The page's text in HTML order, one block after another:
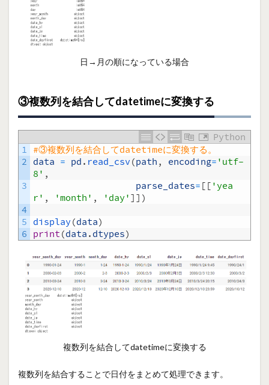
日→月の順になっている場合
③複数列を結合してdatetimeに変換する
Python
1
2
3
4
5
6
#③複数列を結合してdatetimeに変換する。
data = pd. read_csv(path, encoding='utf-
8' ,
parse_dates=[['yea
r' , 'month' , 'day']] )
display(data)
print(data.dtypes)
複数列を結合してdatetimeに変換する
複数列を結合することで日付をまとめて処理できます。